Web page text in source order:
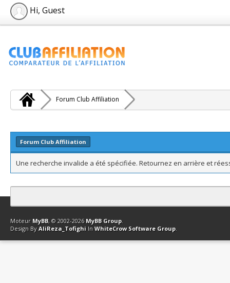
Hi, Guest
Forum Club Affiliation
Forum Club Affiliation
Une recherche invalide a été spécifiée. Retournez en arrière et
Contact Club Affiliation Retourner en haut Version bas-débit
Moteur MyBB, © 2002-2026 MyBB Group.
Design By AliReza_Tofighi In WhiteCrow Software Group.